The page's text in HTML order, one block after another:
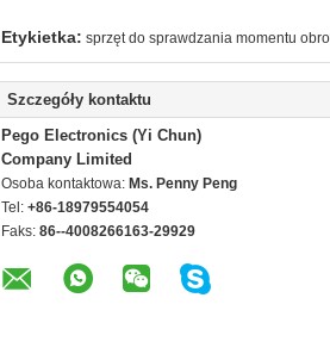
Etykietka: sprzęt do sprawdzania momentu
Szczegóły kontaktu
Pego Electronics (Yi Chun)
Company Limited
Osoba kontaktowa: Ms. Penny Peng
Tel: +86-18979554054
Faks: 86--4008266163-29929